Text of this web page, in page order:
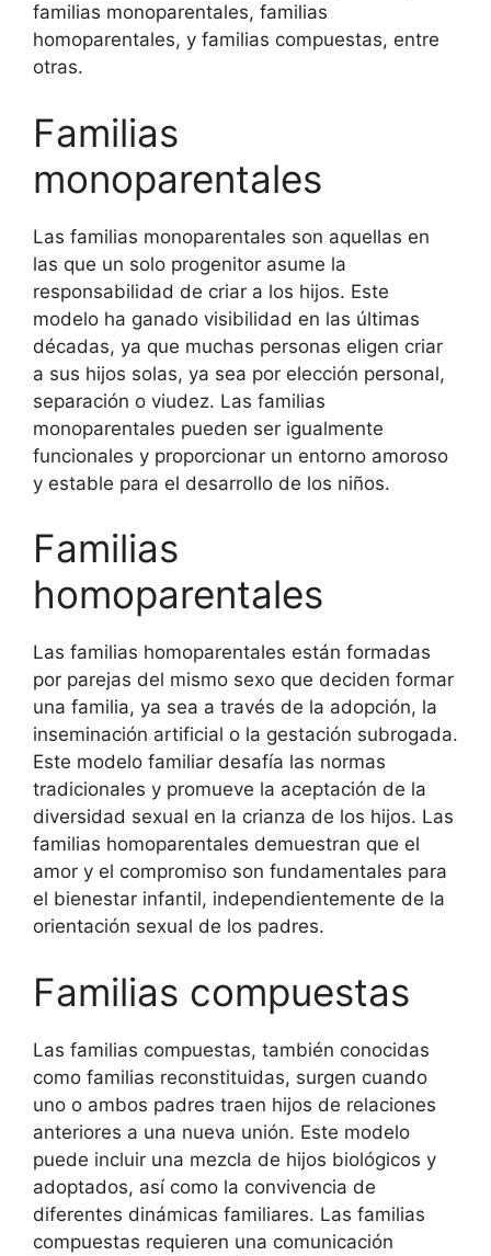
familias monoparentales, familias
homoparentales, y familias compuestas, entre
otras.
Familias
monoparentales
Las familias monoparentales son aquellas en
las que un solo progenitor asume la
responsabilidad de criar a los hijos. Este
modelo ha ganado visibilidad en las últimas
décadas, ya que muchas personas eligen criar
a sus hijos solas, ya sea por elección personal,
separación o viudez. Las familias
monoparentales pueden ser igualmente
funcionales y proporcionar un entorno amoroso
y estable para el desarrollo de los niños.
Familias
homoparentales
Las familias homoparentales están formadas
por parejas del mismo sexo que deciden formar
una familia, ya sea a través de la adopción, la
inseminación artificial o la gestación subrogada.
Este modelo familiar desafía las normas
tradicionales y promueve la aceptación de la
diversidad sexual en la crianza de los hijos. Las
familias homoparentales demuestran que el
amor y el compromiso son fundamentales para
el bienestar infantil, independientemente de la
orientación sexual de los padres.
Familias compuestas
Las familias compuestas, también conocidas
como familias reconstituidas, surgen cuando
uno o ambos padres traen hijos de relaciones
anteriores a una nueva unión. Este modelo
puede incluir una mezcla de hijos biológicos y
adoptados, así como la convivencia de
diferentes dinámicas familiares. Las familias
compuestas requieren una comunicación